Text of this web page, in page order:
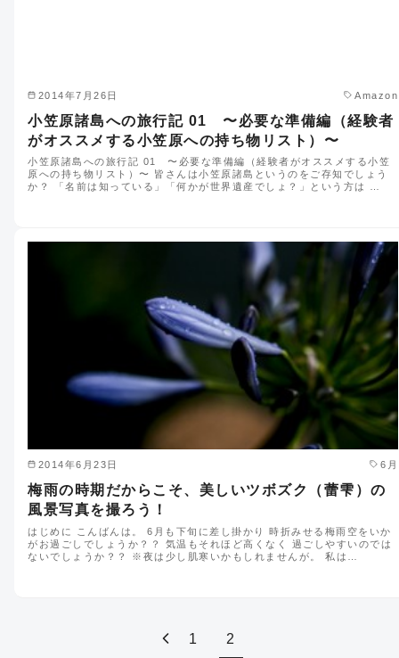
2014年7月26日 Amazon
小笠原諸島への旅行記 01 〜必要な準備編（経験者
がオススメする小笠原への持ち物リスト）〜
小笠原諸島への旅行記 01 〜必要な準備編（経験者がオススメする小笠
原への持ち物リスト）〜 皆さんは小笠原諸島というのをご存知でしょう
か？ 「名前は知っている」「何かが世界遺産でしょ？」という方は …
2014年6月23日 6月
梅雨の時期だからこそ、美しいツボズク（蕾雫）の
風景写真を撮ろう！
はじめに こんばんは。 6月も下旬に差し掛かり 時折みせる梅雨空をいか
がお過ごしでしょうか？？ 気温もそれほど高くなく 過ごしやすいのでは
ないでしょうか？？ ※夜は少し肌寒いかもしれませんが。 私は…
1 2